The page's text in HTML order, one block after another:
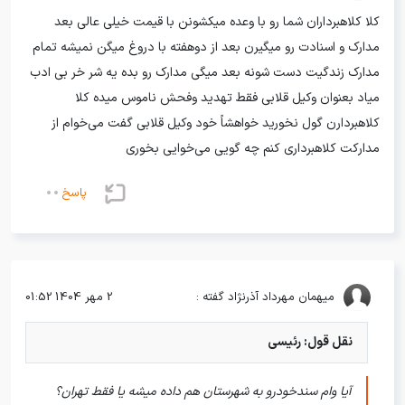
رضایت مشتری از خرید خودروی برلیانس با شرایط اقساط از خودروشاپ
رضایت مشتری از خرید خودروی تارا با شرایط اقساطی از خودروشاپ
رضایت مشتری از خرید 206 با شرایط نقدی و تحویل ۱ روزه از خودروشاپ
رضایت مشتری از معاوضه خودروی جیلی با پژو 206 از مجموعه خودروشاپ
مشتری از خرید خودروی بسترن با تحویل فوری از خودروشاپ
کلا کلاهبرداران شما رو با وعده میکشونن با قیمت خیلی عالی بعد
مدارک و اسنادت رو میگیرن بعد از دوهفته با دروغ میگن نمیشه تمام
مدارک زندگیت دست شونه بعد میگی مدارک رو بده یه شر خر بی ادب
میاد بعنوان وکیل قلابی فقط تهدید وفحش ناموس میده کلا
کلاهبردارن گول نخورید خواهشاً خود وکیل قلابی گفت می‌خوام از
مدارکت کلاهبرداری کنم چه گویی می‌خوایی بخوری
پاسخ
میهمان مهرداد آذرنژاد گفته : 2 مهر 1404 01:52
نقل قول: رئیسی
آیا وام سندخودرو به شهرستان هم داده میشه یا فقط تهران؟